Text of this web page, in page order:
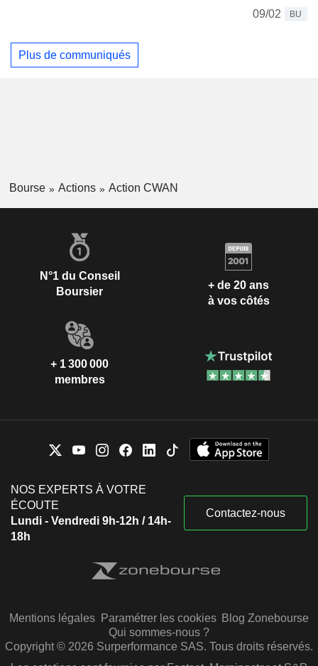
09/02
BU
Plus de communiqués
Bourse Actions Action CWAN
N°1 du Conseil
Boursier
+ de 20 ans
à vos côtés
+ 1 300 000
membres
NOS EXPERTS À VOTRE
ÉCOUTE
Lundi - Vendredi 9h-12h / 14h-
18h
Contactez-nous
Mentions légales Paramétrer les cookies Blog Zonebourse
Qui sommes-nous ?
Copyright © 2026 Surperformance SAS. Tous droits réservés.